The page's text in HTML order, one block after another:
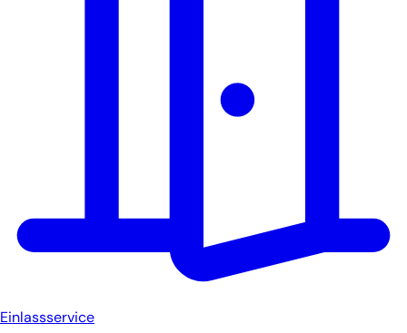
Einlassservice